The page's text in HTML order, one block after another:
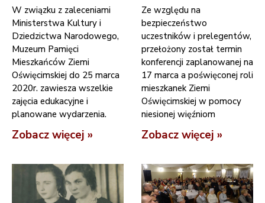
W związku z zaleceniami
Ministerstwa Kultury i
Dziedzictwa Narodowego,
Muzeum Pamięci
Mieszkańców Ziemi
Oświęcimskiej do 25 marca
2020r. zawiesza wszelkie
zajęcia edukacyjne i
planowane wydarzenia.
Zobacz więcej »
Ze względu na
bezpieczeństwo
uczestników i prelegentów,
przełożony został termin
konferencji zaplanowanej na
17 marca a poświęconej roli
mieszkanek Ziemi
Oświęcimskiej w pomocy
niesionej więźniom
Zobacz więcej »